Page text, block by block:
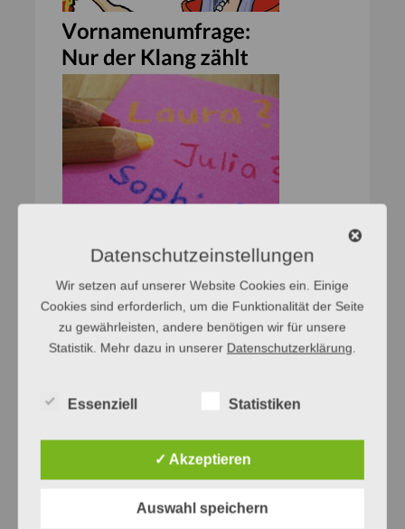
Netzwerke
Datenschutzeinstellungen
Wir setzen auf unserer Website Cookies ein. Einige
Cookies sind erforderlich, um die Funktionalität der Seite
zu gewährleisten, andere benötigen wir für unsere
Statistik. Mehr dazu in unserer Datenschutzerklärung.
Essenziell Statistiken
✓ Akzeptieren
Auswahl speichern